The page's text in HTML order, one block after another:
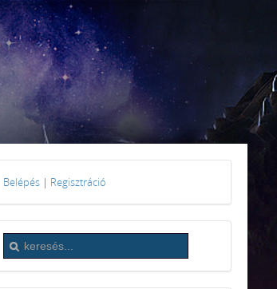
Belépés | Regisztráció